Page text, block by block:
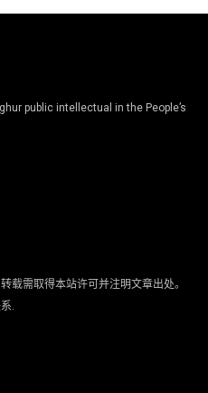
public intellectual in the People’s
载需取得本站许可并注明文章出处。
.